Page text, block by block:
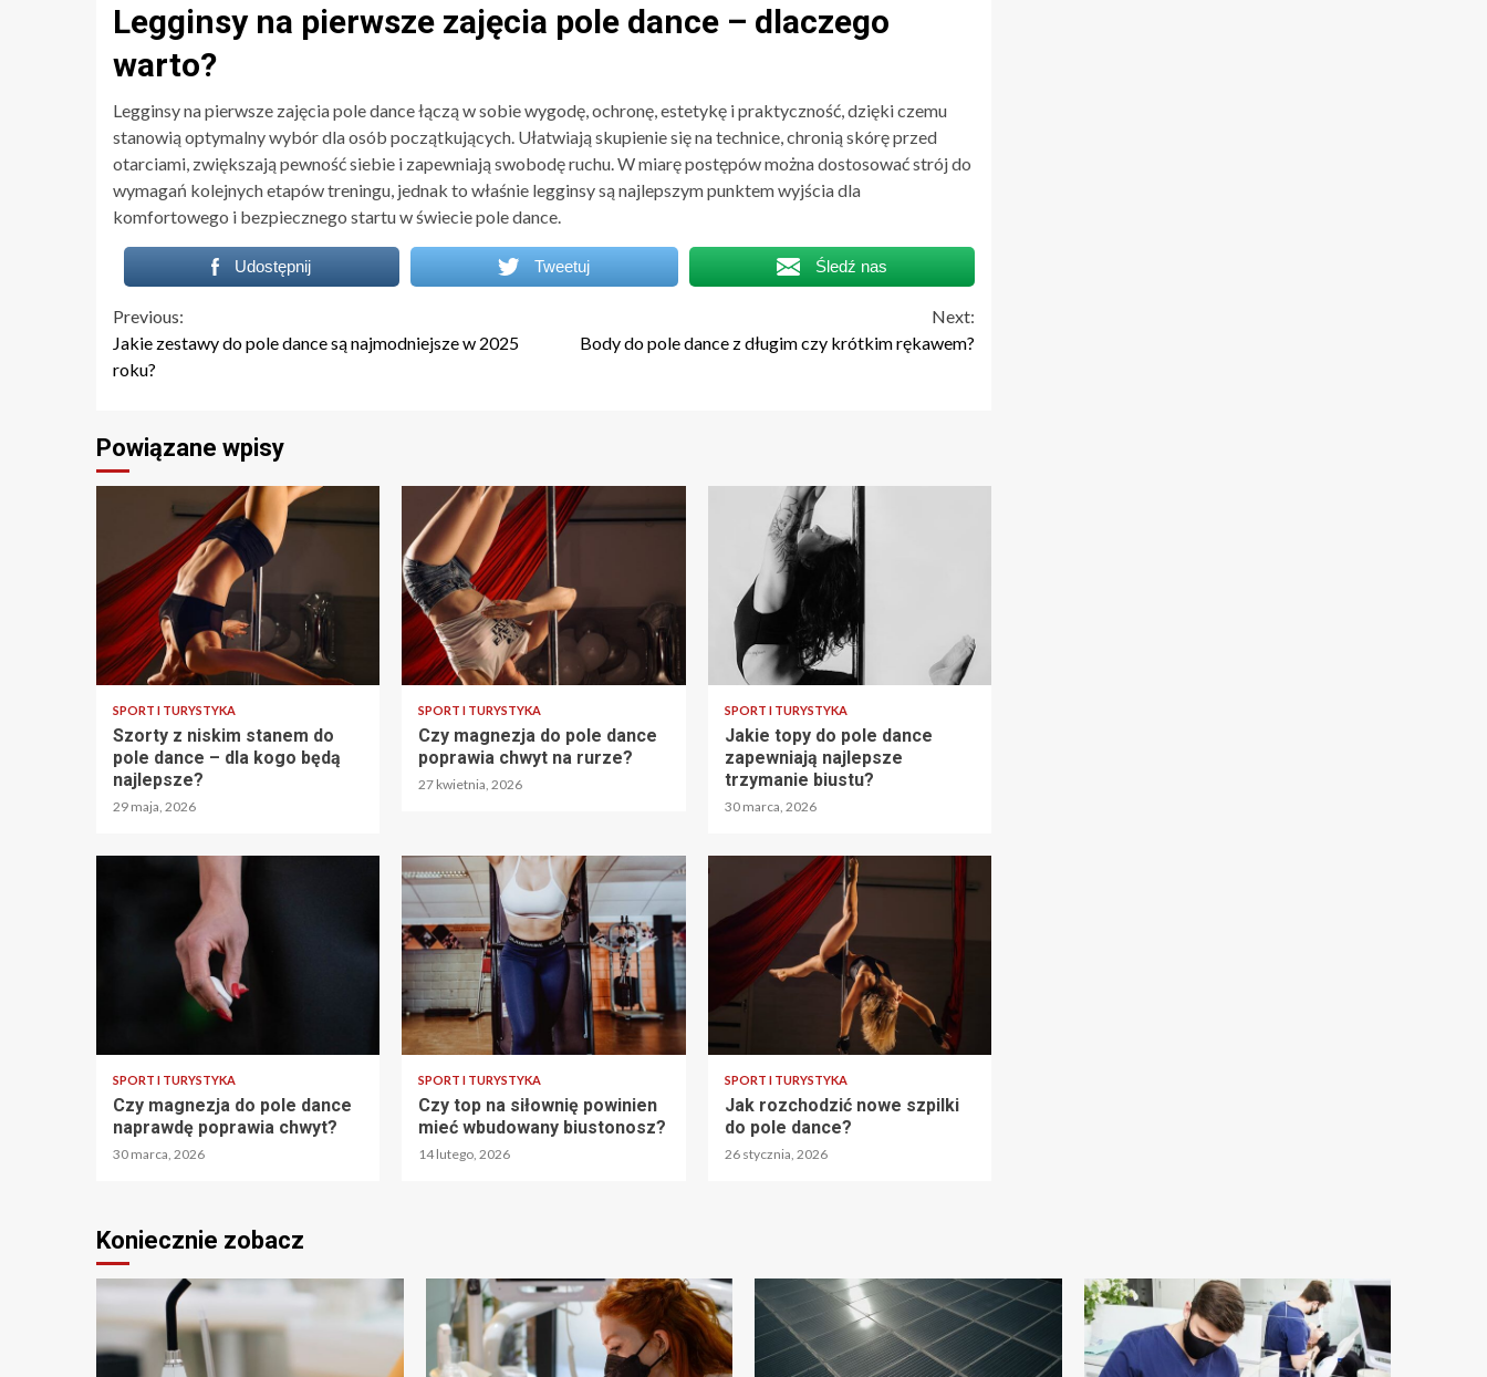
Legginsy na pierwsze zajęcia pole dance – dlaczego
warto?
Legginsy na pierwsze zajęcia pole dance łączą w sobie wygodę, ochronę, estetykę i praktyczność, dzięki czemu
stanowią optymalny wybór dla osób początkujących. Ułatwiają skupienie się na technice, chronią skórę przed
otarciami, zwiększają pewność siebie i zapewniają swobodę ruchu. W miarę postępów można dostosować strój do
wymagań kolejnych etapów treningu, jednak to właśnie legginsy są najlepszym punktem wyjścia dla
komfortowego i bezpiecznego startu w świecie pole dance.
Udostępnij Tweetuj Śledź nas
Continue
Reading
Previous:
Jakie zestawy do pole dance są najmodniejsze w 2025
roku?
Next:
Body do pole dance z długim czy krótkim rękawem?
Powiązane wpisy
SPORT I TURYSTYKA
Szorty z niskim stanem do
pole dance – dla kogo będą
najlepsze?
29 maja, 2026
SPORT I TURYSTYKA
Czy magnezja do pole dance
poprawia chwyt na rurze?
27 kwietnia, 2026
SPORT I TURYSTYKA
Jakie topy do pole dance
zapewniają najlepsze
trzymanie biustu?
30 marca, 2026
SPORT I TURYSTYKA
Czy magnezja do pole dance
naprawdę poprawia chwyt?
30 marca, 2026
SPORT I TURYSTYKA
Czy top na siłownię powinien
mieć wbudowany biustonosz?
14 lutego, 2026
SPORT I TURYSTYKA
Jak rozchodzić nowe szpilki
do pole dance?
26 stycznia, 2026
Koniecznie zobacz